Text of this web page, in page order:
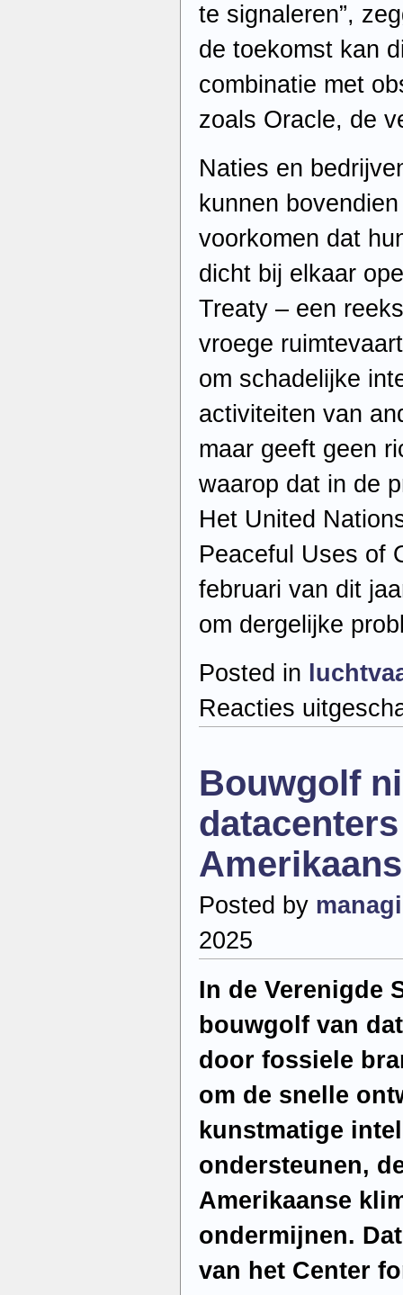
te signaleren”,
de toekomst kan
combinatie met
zoals Oracle, de
Naties en
kunnen
voorkomen dat
dicht bij elkaar
Treaty – een
vroege
om schadelijke
activiteiten van
maar geeft geen
waarop dat in de
Het United
Peaceful Uses of
februari van dit
om dergelijke
Posted in
Reacties
Bouwgolf
Posted by
2025
In de Verenigde
bouwgolf van
door fossiele
om de snelle
kunstmatige
ondersteunen,
Amerikaanse
ondermijnen.
van het Center